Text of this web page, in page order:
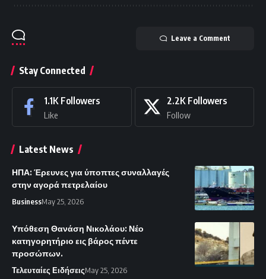
Leave a Comment
Stay Connected
1.1K Followers
Like
2.2K Followers
Follow
Latest News
ΗΠΑ: Έρευνες για ύποπτες συναλλαγές
στην αγορά πετρελαίου
BusinessMay 25, 2026
Υπόθεση Θανάση Νικολάου: Νέο
κατηγορητήριο εις βάρος πέντε
προσώπων.
Τελευταίες ΕιδήσειςMay 25, 2026